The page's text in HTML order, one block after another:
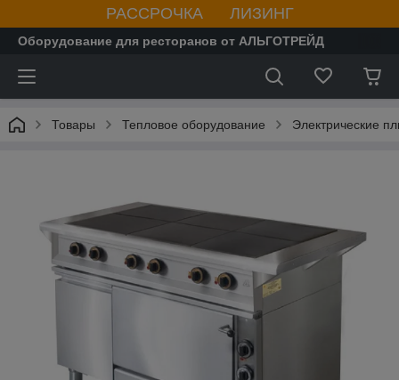
РАССРОЧКА ЛИЗИНГ
Оборудование для ресторанов от АЛЬГОТРЕЙД
Товары Тепловое оборудование Электрические